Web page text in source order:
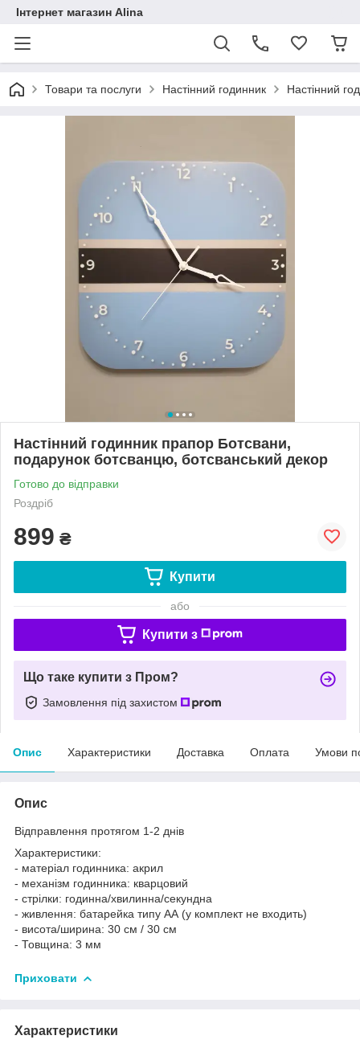
Інтернет магазин Alina
Товари та послуги Настінний годинник Настінний
Настінний годинник прапор Ботсвани,
подарунок ботсванцю, ботсванський декор
Готово до відправки
Роздріб
899 ₴
Купити
або
Купити з
Що таке купити з Пром?
Замовлення під захистом
Опис Характеристики Доставка Оплата Умови
Опис
Відправлення протягом 1-2 днів
Характеристики:
- матеріал годинника: акрил
- механізм годинника: кварцовий
- стрілки: годинна/хвилинна/секундна
- живлення: батарейка типу АА (у комплект не входить)
- висота/ширина: 30 см / 30 см
- Товщина: 3 мм
Приховати
Характеристики